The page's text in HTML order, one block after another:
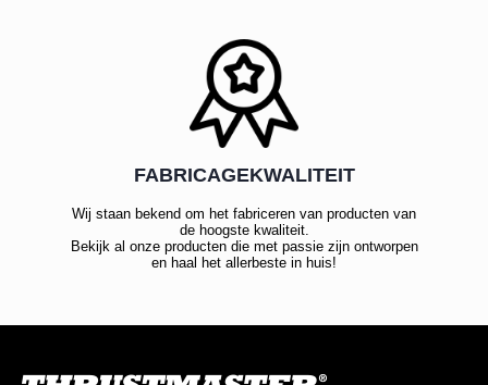
FABRICAGEKWALITEIT
Wij staan bekend om het fabriceren van producten van
de hoogste kwaliteit.
Bekijk al onze producten die met passie zijn ontworpen
en haal het allerbeste in huis!